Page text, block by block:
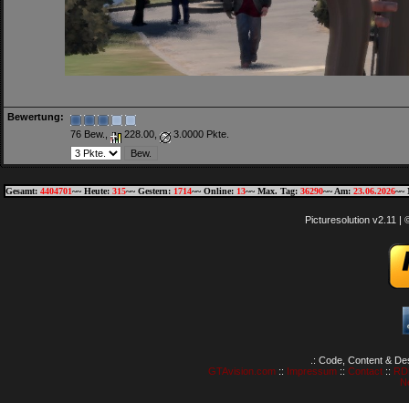
Bewertung:
76 Bew.,
228.00, 3.0000 Pkte.
Gesamt: 4404701~~ Heute: 315~~ Gestern: 1714~~ Online: 13~~ Max. Tag: 36290~~ Am: 23.06.2026~~
Picturesolution v2.11 |
.: Code, Content &
GTAvision.com:: Impressum:: Contact::